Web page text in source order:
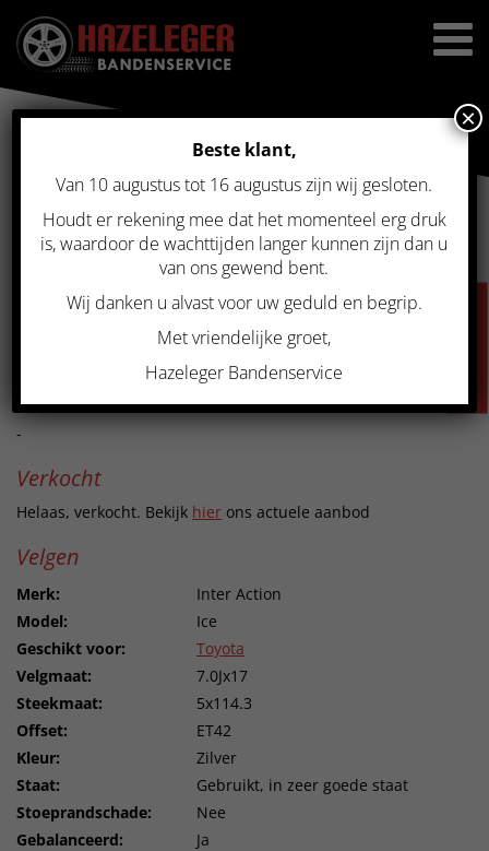
Home>Gebruikte velgen >Gebruikte 17 inch winterset voor Toyota
GEBRUIKTE 17 INCH
WINTERSET VOOR TOYOTA
RAV-4 5×114.3 TPMS
Prijs
-
Verkocht
Helaas, verkocht. Bekijk hier ons actuele aanbod
Velgen
Merk:
Inter Action
Model:
Ice
Geschikt voor:
Toyota
Velgmaat:
7.0Jx17
Steekmaat:
5x114.3
Offset:
ET42
Kleur:
Zilver
Staat:
Gebruikt, in zeer goede staat
Stoeprandschade:
Nee
Gebalanceerd:
Ja
Beste klant,
Van 10 augustus tot 16 augustus zijn wij gesloten.
Houdt er rekening mee dat het momenteel erg druk
is, waardoor de wachttijden langer kunnen zijn dan u
van ons gewend bent.
Wij danken u alvast voor uw geduld en begrip.
Met vriendelijke groet,
Hazeleger Bandenservice
×